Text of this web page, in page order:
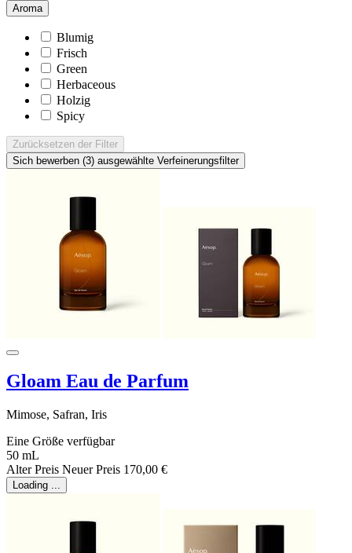
Aroma
Blumig
Frisch
Green
Herbaceous
Holzig
Spicy
Zurücksetzen der Filter
Sich bewerben (3) ausgewählte Verfeinerungsfilter
Gloam Eau de Parfum
Mimose, Safran, Iris
Eine Größe verfügbar
50 mL
Alter Preis Neuer Preis 170,00 €
Loading ...